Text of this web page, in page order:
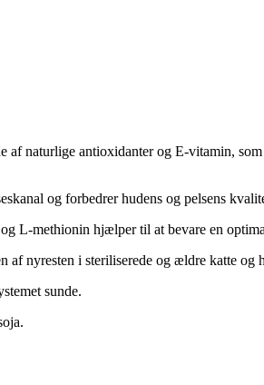
naturlige antioxidanter og E-vitamin,
og forbedrer hudens og pelsens
L-methionin hjælper til at bevare en
i steriliserede og ældre katte og
sunde.